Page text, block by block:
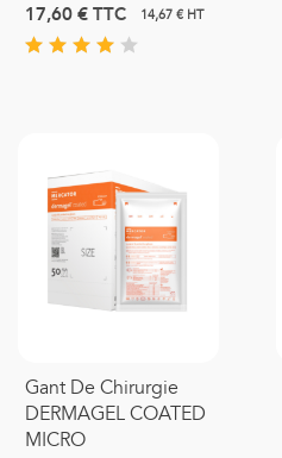
17,60 €TTC 14,67 € HT
Gant De Chirurgie
DERMAGEL COATED
MICRO